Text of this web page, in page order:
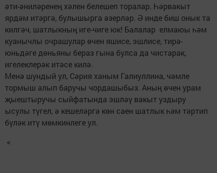
әти-әниләренең хәлен белешеп торалар. Һәрвакыт
ярдәм итәргә, булышырга әзерләр. Ә инде биш онык та
килгәч, шатлыкның иге-чиге юк! Балалар елмаюы һәм
куанычлы очрашулар өчен яшисе, эшлисе, тирә-
юньдәге дөньяны бераз гына булса да чистарак,
игелеклерәк итәсе килә.
Менә шундый ул, Сәрия ханым Галиуллина, чәмле
тормыш алып баручы чордашыбыз. Аның өчен урам
җыештыручы сыйфатында эшләү вакыт уздыру
ысулы түгел, ә кешеләргә көн саен шатлык һәм тәртип
бүләк итү мөмкинлеге ул.
<